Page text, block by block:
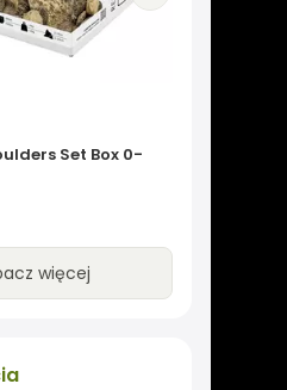
Set Box 0-
więcej